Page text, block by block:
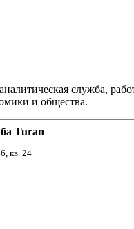
служба,
и общества.
Turan
кв. 24